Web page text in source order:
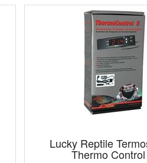
Lucky Reptile
Thermo